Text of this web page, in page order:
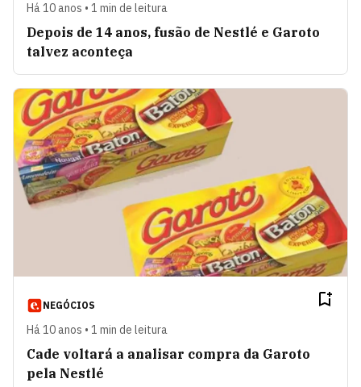
Há 10 anos • 1 min de leitura
Depois de 14 anos, fusão de Nestlé e Garoto
talvez aconteça
NEGÓCIOS
Há 10 anos • 1 min de leitura
Cade voltará a analisar compra da Garoto
pela Nestlé